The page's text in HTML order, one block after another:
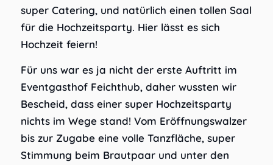
super Catering, und natürlich einen tollen Saal
für die Hochzeitsparty. Hier lässt es sich
Hochzeit feiern!
Für uns war es ja nicht der erste Auftritt im
Eventgasthof Feichthub, daher wussten wir
Bescheid, dass einer super Hochzeitsparty
nichts im Wege stand! Vom Eröffnungswalzer
bis zur Zugabe eine volle Tanzfläche, super
Stimmung beim Brautpaar und unter den